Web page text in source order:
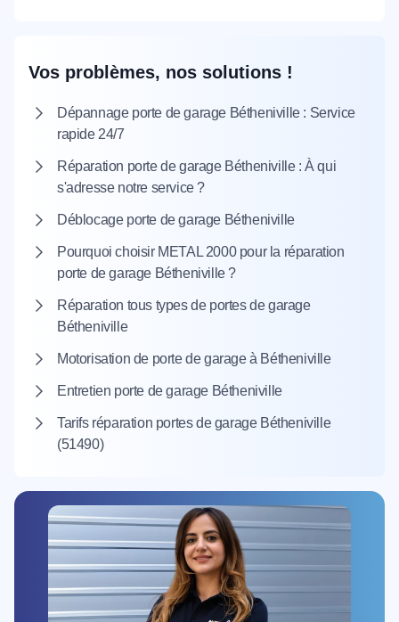
Vos problèmes, nos solutions !
Dépannage porte de garage Bétheniville : Service
rapide 24/7
Réparation porte de garage Bétheniville : À qui
s'adresse notre service ?
Déblocage porte de garage Bétheniville
Pourquoi choisir METAL 2000 pour la réparation
porte de garage Bétheniville ?
Réparation tous types de portes de garage
Bétheniville
Motorisation de porte de garage à Bétheniville
Entretien porte de garage Bétheniville
Tarifs réparation portes de garage Bétheniville
(51490)